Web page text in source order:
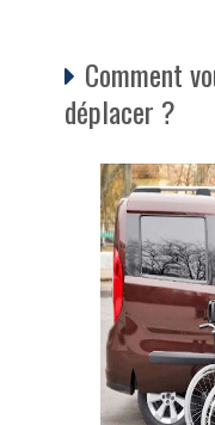
Comment
déplacer ?